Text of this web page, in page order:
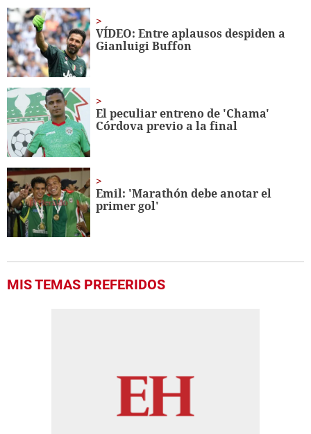
1
minute,
57
seconds
VÍDEO: Entre aplausos despiden a
Gianluigi Buffon
El peculiar entreno de 'Chama'
Córdova previo a la final
Emil: 'Marathón debe anotar el
primer gol'
MIS TEMAS PREFERIDOS